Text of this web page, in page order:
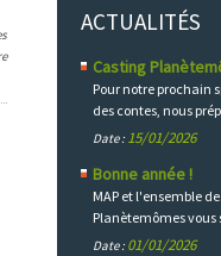
ACTUALITÉS
Casting
Pour notre prochain
des contes, nous
Date : 15/01/2026
Bonne année !
MAP et l'ensemble
Planètemômes
Date : 01/01/2026